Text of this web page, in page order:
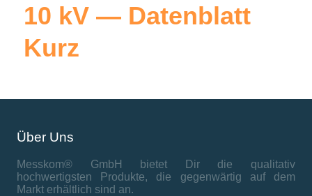
10 kV — Datenblatt
Kurz
Über Uns
Messkom® GmbH bietet Dir die qualitativ
hochwertigsten Produkte, die gegenwärtig auf dem
Markt erhältlich sind an.